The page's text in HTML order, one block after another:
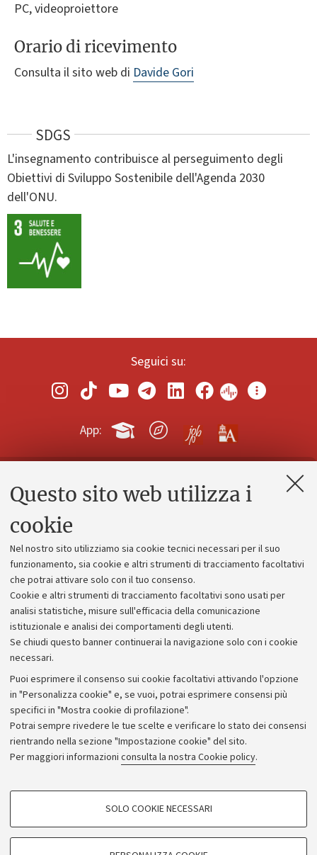
Questo sito web utilizza i
cookie
Nel nostro sito utilizziamo sia cookie tecnici necessari per il suo
funzionamento, sia cookie e altri strumenti di tracciamento facoltativi
che potrai attivare solo con il tuo consenso.
Cookie e altri strumenti di tracciamento facoltativi sono usati per
analisi statistiche, misure sull'efficacia della comunicazione
istituzionale e analisi dei comportamenti degli utenti.
Se chiudi questo banner continuerai la navigazione solo con i cookie
necessari.
Puoi esprimere il consenso sui cookie facoltativi attivando l'opzione
in "Personalizza cookie" e, se vuoi, potrai esprimere consensi più
specifici in "Mostra cookie di profilazione".
Potrai sempre rivedere le tue scelte e verificare lo stato dei consensi
rientrando nella sezione "Impostazione cookie" del sito.
Per maggiori informazioni consulta la nostra Cookie policy.
COOKIE DI PROFILAZIONE - FACOLTATIVI
SOLO COOKIE NECESSARI
PC, videoproiettore
Orario di ricevimento
Consulta il sito web di Davide Gori
SDGS
L'insegnamento contribuisce al perseguimento degli
Obiettivi di Sviluppo Sostenibile dell'Agenda 2030
dell'ONU.
Seguici su:
App:
Contatti e PEC
Alumni community
Piano strategico
Bilanci
Donazioni e 5x1000
Bandi, gare e concorsi
Albo online
Amministrazione trasparente
Atti di notifica
Informazioni sul sito e accessibilità
Dichiarazione di accessibilità
Privacy e note legali
Impostazioni Cookie